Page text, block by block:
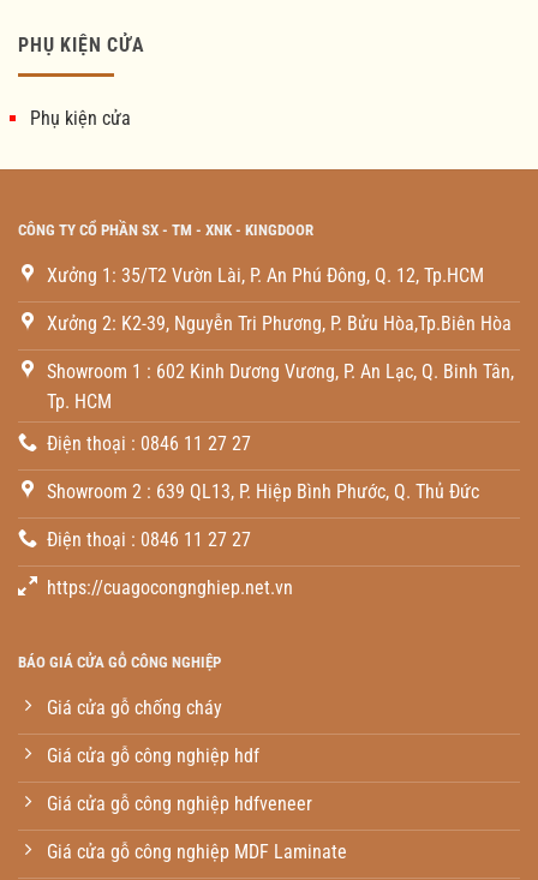
PHỤ KIỆN CỬA
Phụ kiện cửa
CÔNG TY CỔ PHẦN SX - TM - XNK - KINGDOOR
Xưởng 1: 35/T2 Vườn Lài, P. An Phú Đông, Q. 12, Tp.HCM
Xưởng 2: K2-39, Nguyễn Tri Phương, P. Bửu Hòa,Tp.Biên Hòa
Showroom 1 : 602 Kinh Dương Vương, P. An Lạc, Q. Binh Tân,
Tp. HCM
Điện thoại : 0846 11 27 27
Showroom 2 : 639 QL13, P. Hiệp Bình Phước, Q. Thủ Đức
Điện thoại : 0846 11 27 27
https://cuagocongnghiep.net.vn
BÁO GIÁ CỬA GỖ CÔNG NGHIỆP
Giá cửa gỗ chống cháy
Giá cửa gỗ công nghiệp hdf
Giá cửa gỗ công nghiệp hdfveneer
Giá cửa gỗ công nghiệp MDF Laminate